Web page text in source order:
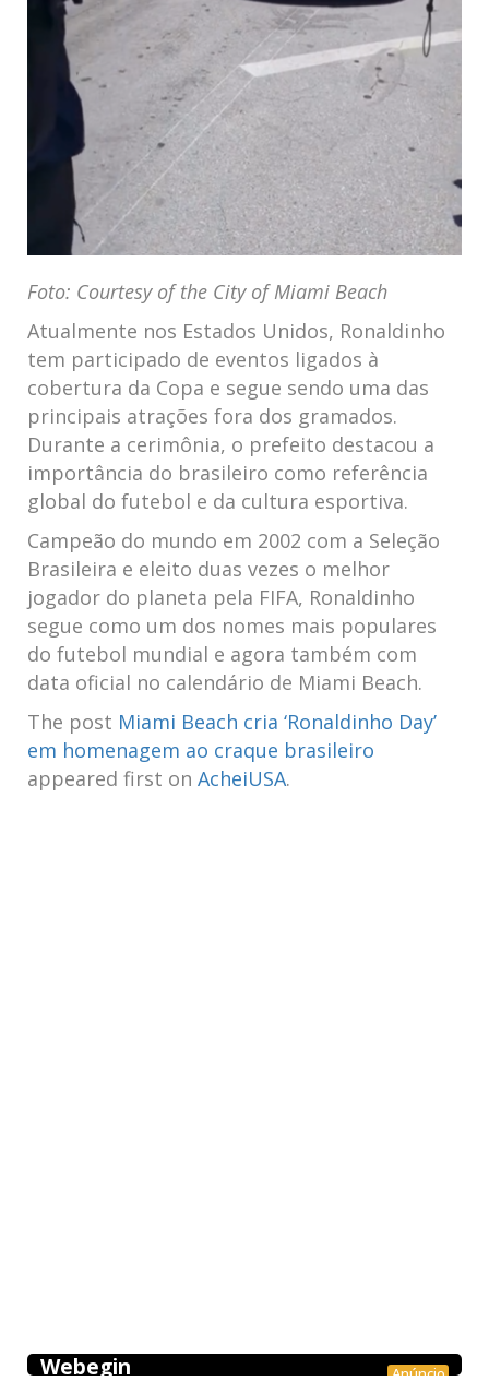
Foto: Courtesy of the City of Miami Beach
Atualmente nos Estados Unidos, Ronaldinho
tem participado de eventos ligados à
cobertura da Copa e segue sendo uma das
principais atrações fora dos gramados.
Durante a cerimônia, o prefeito destacou a
importância do brasileiro como referência
global do futebol e da cultura esportiva.
Campeão do mundo em 2002 com a Seleção
Brasileira e eleito duas vezes o melhor
jogador do planeta pela FIFA, Ronaldinho
segue como um dos nomes mais populares
do futebol mundial e agora também com
data oficial no calendário de Miami Beach.
The post Miami Beach cria ‘Ronaldinho Day’
em homenagem ao craque brasileiro
appeared first on AcheiUSA.
Anúncio
Webegin